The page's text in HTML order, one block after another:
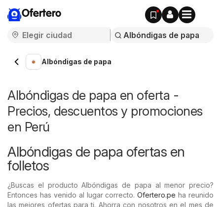
Ofertero
Albóndigas de papa
Albóndigas de papa en oferta -
Precios, descuentos y promociones
en Perú
Albóndigas de papa ofertas en
folletos
¿Buscas el producto Albóndigas de papa al menor precio?
Entonces has venido al lugar correcto.Ofertero.pe ha reunido
las mejores ofertas para ti. Ahorra con nosotros en el mes de